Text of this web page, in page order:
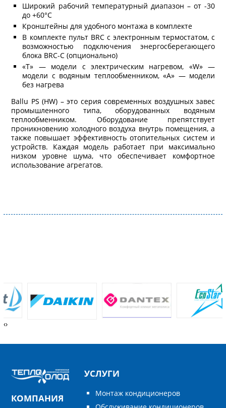
Широкий рабочий температурный диапазон – от -30
до +60°С
Кронштейны для удобного монтажа в комплекте
В комплекте пульт BRC с электронным термостатом, с
возможностью подключения энергосберегающего
блока BRC-C (опционально)
«T» — модели с электрическим нагревом, «W» —
модели с водяным теплообменником, «А» — модели
без нагрева
Ballu PS (HW) – это серия современных воздушных завес
промышленного типа, оборудованных водяным
теплообменником. Оборудование препятствует
проникновению холодного воздуха внутрь помещения, а
также повышает эффективность отопительных систем и
устройств. Каждая модель работает при максимально
низком уровне шума, что обеспечивает комфортное
использование агрегатов.
‹›
КОМПАНИЯ
УСЛУГИ
Монтаж кондиционеров